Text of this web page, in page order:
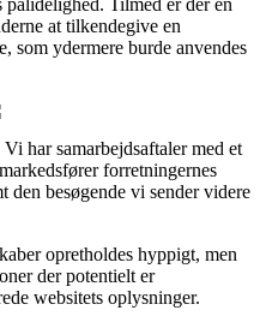
at tilkendegive en
som ydermere burde anvendes
har samarbejdsaftaler med et
forretningernes
den besøgende vi sender videre
opretholdes hyppigt, men
der potentielt er
websitets oplysninger.